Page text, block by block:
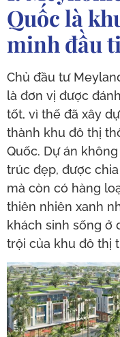
Quốc là
minh đầu
Chủ đầu tư
là đơn vị được
tốt, vì thế đã xây
thành khu đô thị
Quốc. Dự án
trúc đẹp, được
mà còn có hàng
thiên nhiên xanh
khách sinh sống ở
trội của khu đô thị